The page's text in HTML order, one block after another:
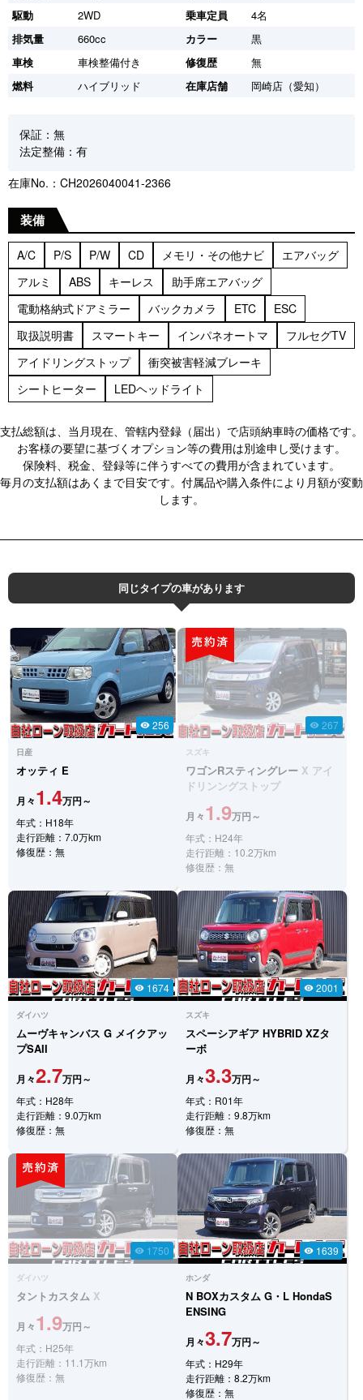
駆動
2WD 乗車定員
4名
排気量
660cc カラー
黒
車検
車検整備付き 修復歴
無
燃料
ハイブリッド 在庫店舗 岡崎店（愛知）
保証：無
法定整備：有
在庫No.：CH2026040041-2366
装備
A/C P/S P/W CD メモリ・その他ナビ
エアバッグ
アルミ
ABS キーレス
助手席エアバッグ
電動格納式ドアミラー
バックカメラ ETC
ESC
取扱説明書
スマートキー インパネオートマ
フルセグTV
アイドリングストップ
衝突被害軽減ブレーキ
シートヒーター
LEDヘッドライト
支払総額は、当月現在、管轄内登録（届出）で店頭納車時の価格です。
お客様の要望に基づくオプション等の費用は別途申し受けます。
保険料、税金、登録等に伴うすべての費用が含まれています。
毎月の支払額はあくまで目安です。付属品や購入条件により月額が変動
します。
同じタイプの車があります
visibility 256
日産
オッティ E
月々1.4万円～
年式：H18年
走行距離：7.0万km
修復歴：無
visibility 267
スズキ
ワゴンRスティングレー X アイ
ドリンングストップ
月々1.9万円～
年式：H24年
走行距離：10.2万km
修復歴：無
visibility 1674
ダイハツ
ムーヴキャンバス G メイクアッ
プSAII
月々2.7万円～
年式：H28年
走行距離：9.0万km
修復歴：無
visibility 2001
スズキ
スペーシアギア HYBRID XZタ
ーボ
月々3.3万円～
年式：R01年
走行距離：9.8万km
修復歴：無
visibility 1750
ダイハツ
タントカスタム X
月々1.9万円～
年式：H25年
走行距離：11.1万km
修復歴：無
visibility 1639
ホンダ
N BOXカスタム G・L HondaS
ENSING
月々3.7万円～
年式：H29年
走行距離：8.2万km
修復歴：無